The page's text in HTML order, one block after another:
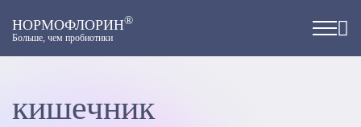
НОРМОФЛОРИН®
Больше, чем пробиотики
кишечник